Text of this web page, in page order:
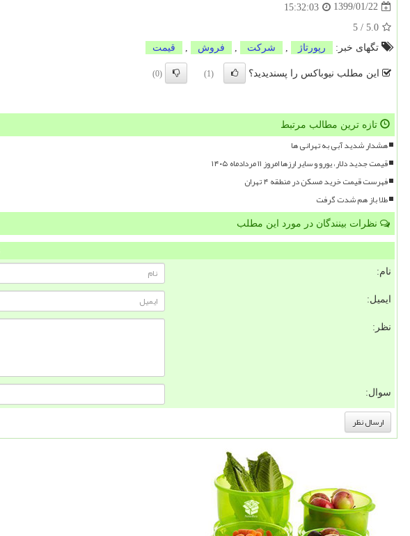
1399/01/22
15:32:03
5.0
/
5
تگهای خبر:
رپورتاژ , شركت , فروش , قیمت
این مطلب نیوباکس را پسندیدید؟ (1)
(0)
تازه ترین مطالب مرتبط
هشدار شدید آبی به تهرانی ها
قیمت جدید دلار، یورو و سایر ارزها امروز ۱۱ مردادماه ۱۴۰۵
فهرست قیمت خرید مسکن در منطقه ۴ تهران
طلا باز هم شدت گرفت
نظرات بینندگان در مورد این مطلب
نام:
ایمیل:
نظر:
سوال: